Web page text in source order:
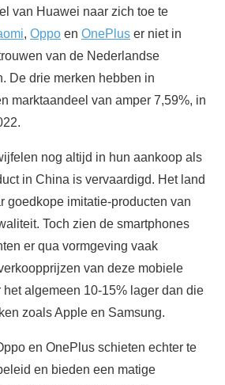
van Huawei naar zich toe te
, Oppo en OnePlus er niet in
van de Nederlandse
De drie merken hebben in
marktaandeel van amper 7,59%, in
nog altijd in hun aankoop als
in China is vervaardigd. Het land
goedkope imitatie-producten van
Toch zien de smartphones
er qua vormgeving vaak
van deze mobiele
algemeen 10-15% lager dan die
zoals Apple en Samsung.
en OnePlus schieten echter te
en bieden een matige